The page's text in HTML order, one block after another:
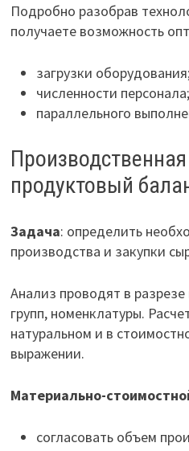
Подробно разобрав
получаете возможность
загрузки
численности персонала;
параллельного
продуктовый
Задача: определить
производства и закупки
Анализ проводят в
групп, номенклатуры.
натуральном и в
выражении.
Материально-
согласовать объем